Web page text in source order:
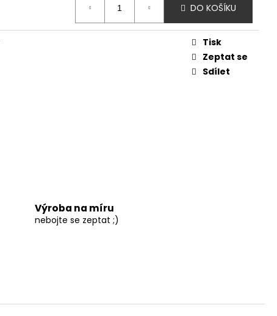
DO KOŠÍKU
Tisk
Zeptat se
Sdílet
Výroba na míru
nebojte se zeptat ;)